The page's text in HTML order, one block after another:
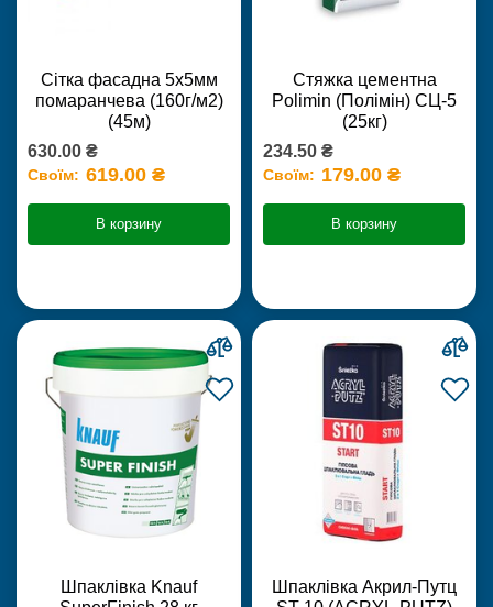
Сітка фасадна 5х5мм
помаранчева (160г/м2)
(45м)
630.00 ₴
Своїм: 619.00 ₴
В корзину
Стяжка цементна
Polimin (Полімін) СЦ-5
(25кг)
234.50 ₴
Своїм: 179.00 ₴
В корзину
Шпаклівка Knauf
Шпаклівка Акрил-Путц